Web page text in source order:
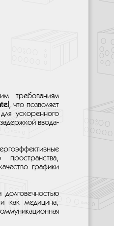
требованиям
, что позволяет
ускоренного
ввода-
графики
как медицина,